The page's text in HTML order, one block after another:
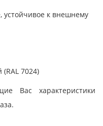
к внешнему
7024)
Вас характеристики